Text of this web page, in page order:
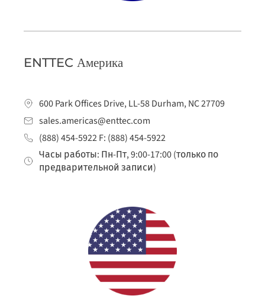
ENTTEC Америка
600 Park Offices Drive, LL-58 Durham, NC 27709
sales.americas@enttec.com
(888) 454-5922 F: (888) 454-5922
Часы работы: Пн-Пт, 9:00-17:00 (только по
предварительной записи)